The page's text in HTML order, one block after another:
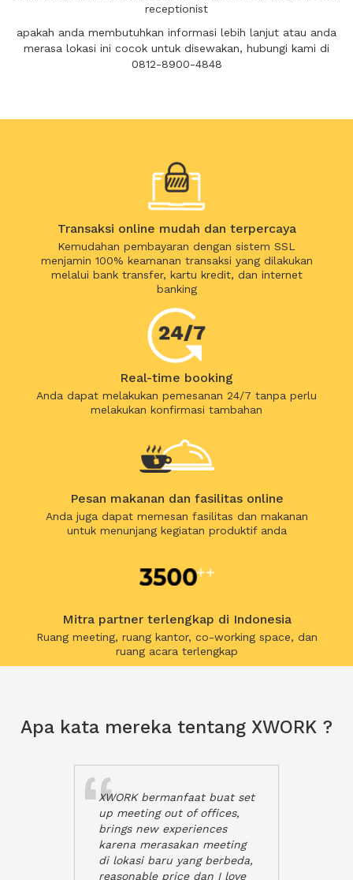
receptionist
apakah anda membutuhkan informasi lebih lanjut atau anda
merasa lokasi ini cocok untuk disewakan, hubungi kami di
0812-8900-4848
Transaksi online mudah dan terpercaya
Kemudahan pembayaran dengan sistem SSL
menjamin 100% keamanan transaksi yang dilakukan
melalui bank transfer, kartu kredit, dan internet
banking
Real-time booking
Anda dapat melakukan pemesanan 24/7 tanpa perlu
melakukan konfirmasi tambahan
Pesan makanan dan fasilitas online
Anda juga dapat memesan fasilitas dan makanan
untuk menunjang kegiatan produktif anda
Mitra partner terlengkap di Indonesia
Ruang meeting, ruang kantor, co-working space, dan
ruang acara terlengkap
Apa kata mereka tentang XWORK ?
XWORK bermanfaat buat set
up meeting out of offices,
brings new experiences
karena merasakan meeting
di lokasi baru yang berbeda,
reasonable price dan I love